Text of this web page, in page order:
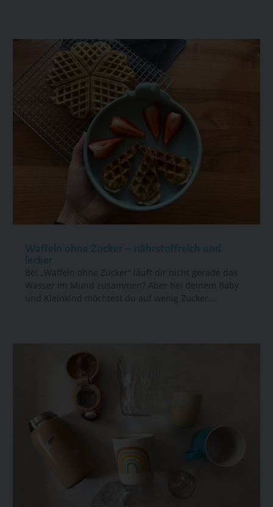
Waffeln ohne Zucker – nährstoffreich und
lecker
Bei „Waffeln ohne Zucker“ läuft dir nicht gerade das
Wasser im Mund zusammen? Aber bei deinem Baby
und Kleinkind möchtest du auf wenig Zucker...